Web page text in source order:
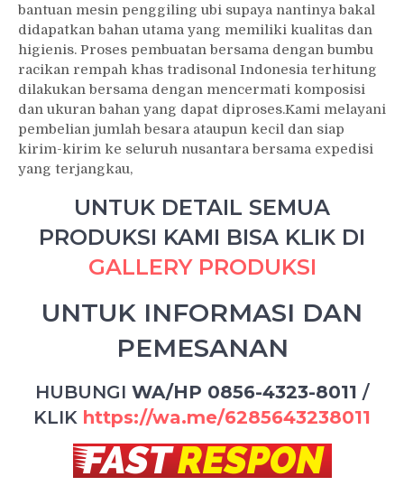
bantuan mesin penggiling ubi supaya nantinya bakal
didapatkan bahan utama yang memiliki kualitas dan
higienis. Proses pembuatan bersama dengan bumbu
racikan rempah khas tradisonal Indonesia terhitung
dilakukan bersama dengan mencermati komposisi
dan ukuran bahan yang dapat diproses.Kami melayani
pembelian jumlah besara ataupun kecil dan siap
kirim-kirim ke seluruh nusantara bersama expedisi
yang terjangkau,
UNTUK DETAIL SEMUA
PRODUKSI KAMI BISA KLIK DI
GALLERY PRODUKSI
UNTUK INFORMASI DAN
PEMESANAN
HUBUNGI WA/HP 0856-4323-8011 /
KLIK https://wa.me/6285643238011